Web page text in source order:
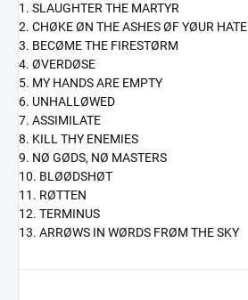
1. SLAUGHTER THE MARTYR
2. CHØKE ØN THE ASHES ØF YØUR HATE
3. BECØME THE FIRESTØRM
4. ØVERDØSE
5. MY HANDS ARE EMPTY
6. UNHALLØWED
7. ASSIMILATE
8. KILL THY ENEMIES
9. NØ GØDS, NØ MASTERS
10. BLØØDSHØT
11. RØTTEN
12. TERMINUS
13. ARRØWS IN WØRDS FRØM THE SKY